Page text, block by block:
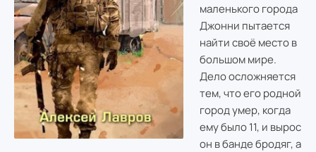
маленького города
Джонни пытается
найти своё место в
большом мире.
Дело осложняется
тем, что его родной
город умер, когда
ему было 11, и вырос
он в банде бродяг, а